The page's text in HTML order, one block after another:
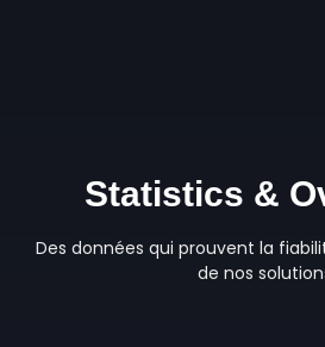
Statistics &
Des données qui prouvent la
de nos